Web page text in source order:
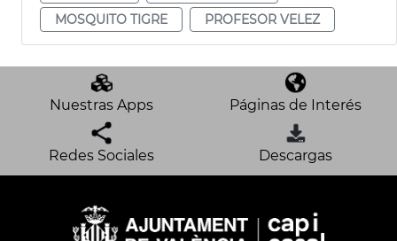
MOSQUITO TIGRE
PROFESOR VELEZ
Nuestras Apps Páginas de Interés
Redes Sociales Descargas